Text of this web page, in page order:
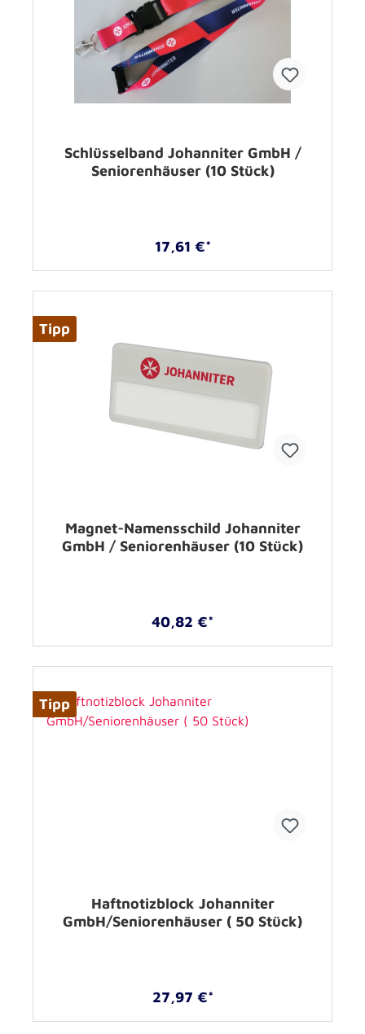
Schlüsselband Johanniter GmbH /
Seniorenhäuser (10 Stück)
17,61 €*
Tipp
Magnet-Namensschild Johanniter
GmbH / Seniorenhäuser (10 Stück)
40,82 €*
Tipp
Haftnotizblock Johanniter
GmbH/Seniorenhäuser ( 50 Stück)
27,97 €*